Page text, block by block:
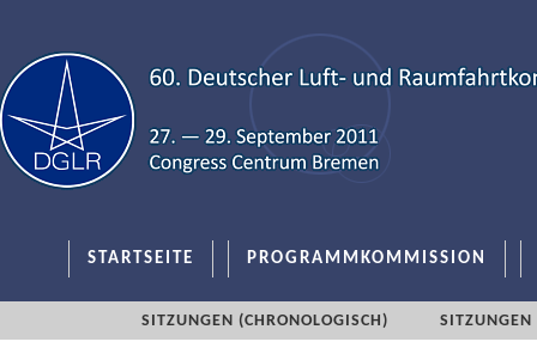
STARTSEITE PROGRAMMKOMMISSION
SITZUNGEN (CHRONOLOGISCH) SITZUNGEN